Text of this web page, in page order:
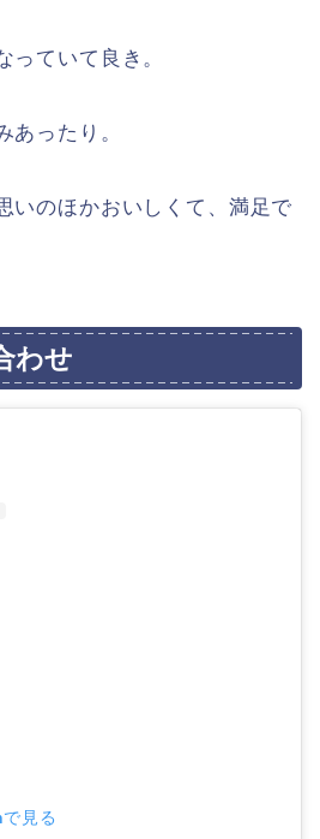
っていて良き。
あったり。
いのほかおいしくて、満足で
わせ
見る